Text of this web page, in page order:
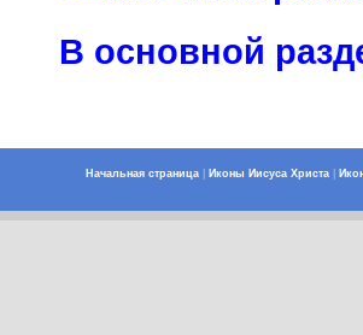
В основной
Начальная страница| Иконы Иисуса Христа|